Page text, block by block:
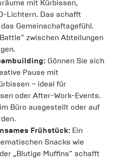
mit Kürbissen,
Lichtern. Das schafft
Gemeinschaftsgefühl.
zwischen Abteilungen
Gönnen Sie sich
Pause mit
– ideal für
oder After-Work-Events.
Büro ausgestellt oder auf
Frühstück: Ein
Snacks wie
„Blutige Muffins“ schafft